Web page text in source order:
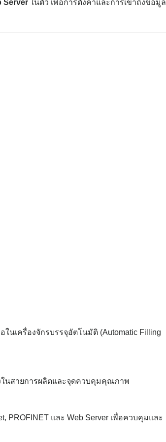
Server ในตัว เพื่อการตั้งค่าและการเข้าถึงข้อมูล
นเครื่องจักรบรรจุอัตโนมัติ (Automatic Filling
นสายการผลิตและจุดควบคุมคุณภาพ
PROFINET และ Web Server เพื่อควบคุมและ